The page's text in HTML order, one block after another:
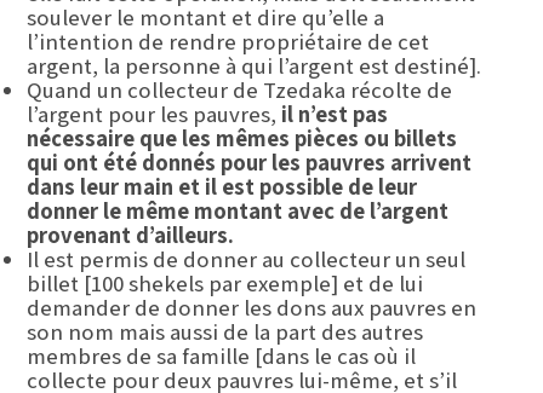
soulever le montant et dire qu’elle a
l’intention de rendre propriétaire de cet
argent, la personne à qui l’argent est destiné].
Quand un collecteur de Tzedaka récolte de
l’argent pour les pauvres, il n’est pas
nécessaire que les mêmes pièces ou billets
qui ont été donnés pour les pauvres arrivent
dans leur main et il est possible de leur
donner le même montant avec de l’argent
provenant d’ailleurs.
Il est permis de donner au collecteur un seul
billet [100 shekels par exemple] et de lui
demander de donner les dons aux pauvres en
son nom mais aussi de la part des autres
membres de sa famille [dans le cas où il
collecte pour deux pauvres lui-même, et s’il